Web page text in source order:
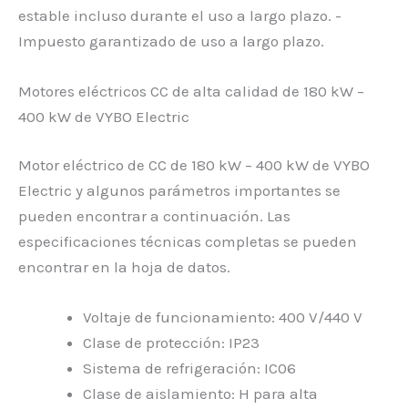
estable incluso durante el uso a largo plazo. -
Impuesto garantizado de uso a largo plazo.
Motores eléctricos CC de alta calidad de 180 kW –
400 kW de VYBO Electric
Motor eléctrico de CC de 180 kW – 400 kW de VYBO
Electric y algunos parámetros importantes se
pueden encontrar a continuación. Las
especificaciones técnicas completas se pueden
encontrar en la hoja de datos.
Voltaje de funcionamiento: 400 V/440 V
Clase de protección: IP23
Sistema de refrigeración: IC06
Clase de aislamiento: H para alta